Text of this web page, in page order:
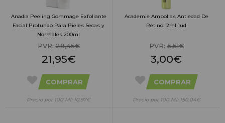
Anadia Peeling Gommage Exfoliante
Facial Profundo Para Pieles Secas y
Normales 200ml
PVR:29,45€
21,95€
COMPRAR
Precio por 100 Ml: 10,97€
Academie Ampollas Antiedad De
Retinol 2ml 1ud
PVR:5,51€
3,00€
COMPRAR
Precio por 100 Ml: 150,04€